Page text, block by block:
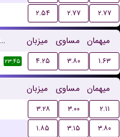
۲.۵۴ ۲.۷۷ ۲.۷۷
میزبان مساوی میهمان
۲۳:۴۵ ۴.۲۵ ۳.۸۰ ۱.۶۳
میزبان مساوی میهمان
۳.۲۸ ۳.۰۰
۲.۱۱
۱.۸۵ ۳.۱۵
۳.۸۰